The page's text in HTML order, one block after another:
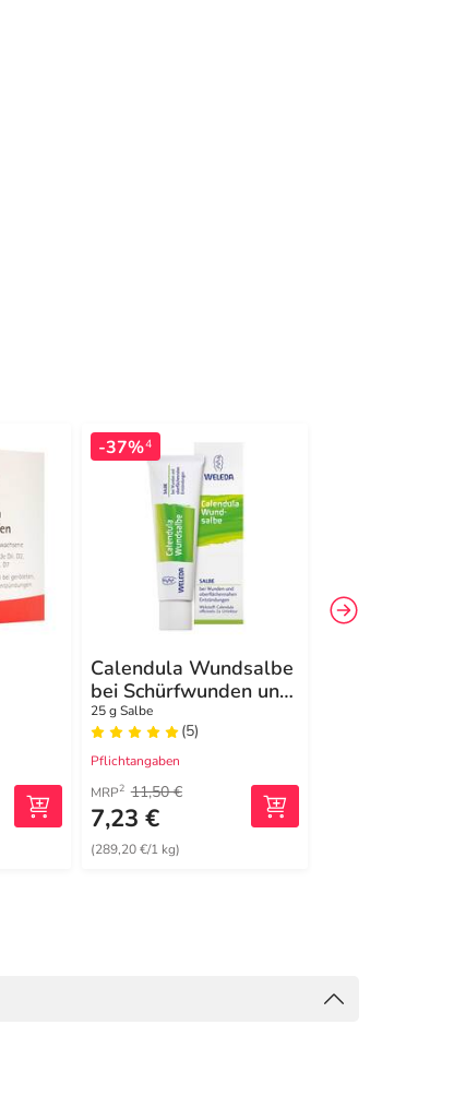
-37%4
Calendula Wundsalbe
bei Schürfwunden und
Hautverletzungen
25 g Salbe
(5)
Pflichtangaben
MRP2 11,50 €
7,23 €
(289,20 €/1 kg)